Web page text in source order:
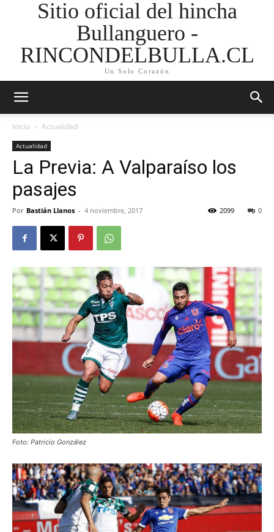
Sitio oficial del hincha
Bullanguero -
RINCONDELBULLA.CL
Un Solo Corazón
Inicio Actualidad
Actualidad
La Previa: A Valparaíso los
pasajes
Por Bastián Llanos - 4 noviembre, 2017 0
2099
Foto: Patricio González